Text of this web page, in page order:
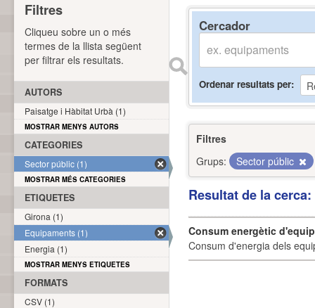
Cercador
Ordenar resultats per
Filtres
Grups:
Sector públic
Resultat de la
Consum energètic
Consum d'energia dels
Filtres
Cliqueu sobre un o més
termes de la llista següent
per filtrar els resultats.
AUTORS
Paisatge i Hàbitat Urbà (1)
MOSTRAR MENYS AUTORS
CATEGORIES
Sector públic (1)
MOSTRAR MÉS CATEGORIES
ETIQUETES
Girona (1)
Equipaments (1)
Energia (1)
MOSTRAR MENYS ETIQUETES
FORMATS
CSV (1)